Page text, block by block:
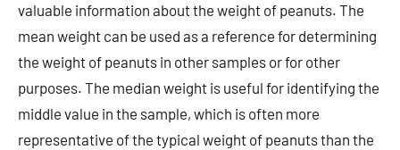
valuable information about the weight of peanuts. The
mean weight can be used as a reference for determining
the weight of peanuts in other samples or for other
purposes. The median weight is useful for identifying the
middle value in the sample, which is often more
representative of the typical weight of peanuts than the